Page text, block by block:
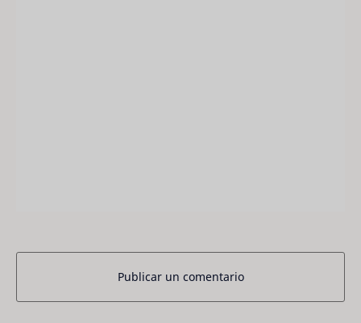
Publicar un comentario